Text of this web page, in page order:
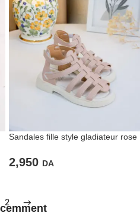
Sandales fille style gladiateur rose
2,950 DA
2 →